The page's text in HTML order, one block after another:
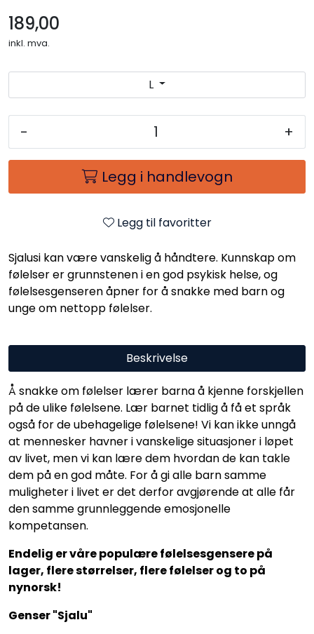
189,00
inkl. mva.
L
- +
Legg i handlevogn
Legg til favoritter
Sjalusi kan være vanskelig å håndtere. Kunnskap om
følelser er grunnstenen i en god psykisk helse, og
følelsesgenseren åpner for å snakke med barn og
unge om nettopp følelser.
Beskrivelse
Å snakke om følelser lærer barna å kjenne forskjellen
på de ulike følelsene. Lær barnet tidlig å få et språk
også for de ubehagelige følelsene! Vi kan ikke unngå
at mennesker havner i vanskelige situasjoner i løpet
av livet, men vi kan lære dem hvordan de kan takle
dem på en god måte. For å gi alle barn samme
muligheter i livet er det derfor avgjørende at alle får
den samme grunnleggende emosjonelle
kompetansen.
Endelig er våre populære følelsesgensere på
lager, flere størrelser, flere følelser og to på
nynorsk!
Genser "Sjalu"